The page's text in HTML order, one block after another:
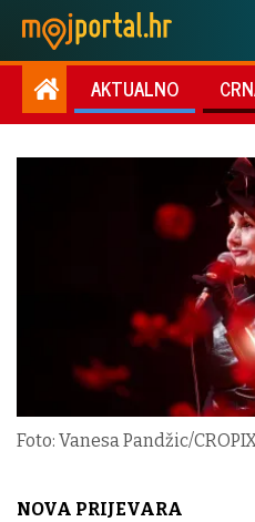
AKTUALNO
Foto: Vanesa Pandžic/
NOVA PRIJEVARA